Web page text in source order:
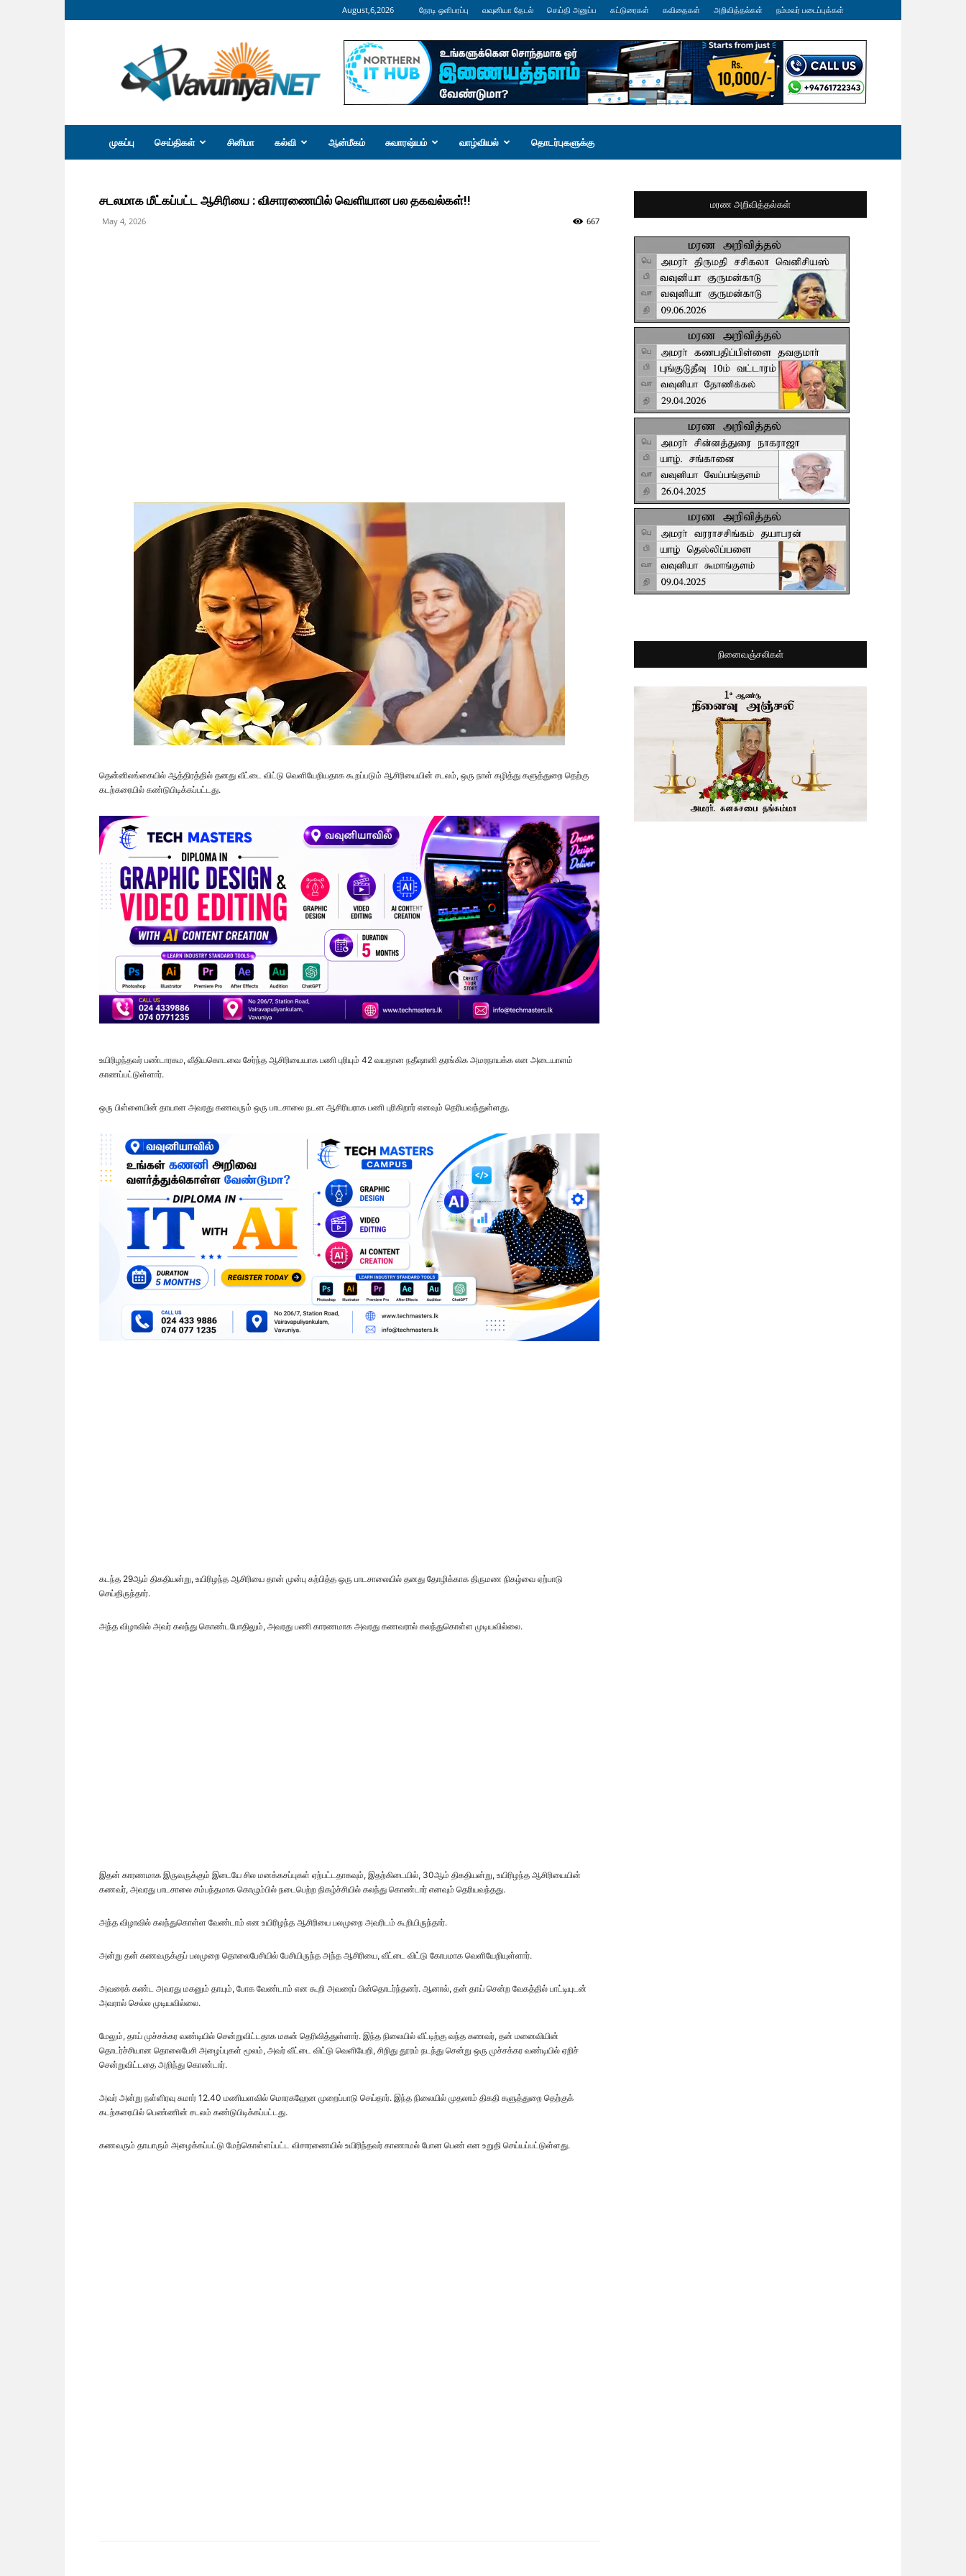
August,6,2026 நேரடி ஒளிபரப்பு வவுனியா தேடல் செய்தி அனுப்ப கட்டுரைகள் கவிதைகள் அறிவித்தல்கள் நம்மவர் படைப்புக்கள்
வவுனியா
நெற்
முகப்பு செய்திகள் சினிமா கல்வி ஆன்மீகம் சுவாரஷ்யம் வாழ்வியல் தொடர்புகளுக்கு
சடலமாக மீட்கப்பட்ட ஆசிரியை : விசாரணையில் வெளியான பல தகவல்கள்!!
May 4, 2026 667
தென்னிலங்கையில் ஆத்திரத்தில் தனது வீட்டை விட்டு வெளியேறியதாக கூறப்படும் ஆசிரியையின் சடலம், ஒரு நாள் கழித்து களுத்துறை தெற்கு
கடற்கரையில் கண்டுபிடிக்கப்பட்டது.
உயிரிழந்தவர் பண்டாரகம, வீதியகொடவை சேர்ந்த ஆசிரியையாக பணி புரியும் 42 வயதான நதீஷானி தரங்கிக அமரநாயக்க என அடையாளம்
காணப்பட்டுள்ளார்.
ஒரு பிள்ளையின் தாயான அவரது கணவரும் ஒரு பாடசாலை நடன ஆசிரியராக பணி புரிகிறார் எனவும் தெரியவந்துள்ளது.
கடந்த 29ஆம் திகதியன்று, உயிரிழந்த ஆசிரியை தான் முன்பு கற்பித்த ஒரு பாடசாலையில் தனது தோழிக்காக திருமண நிகழ்வை ஏற்பாடு
செய்திருந்தார்.
அந்த விழாவில் அவர் கலந்து கொண்டபோதிலும், அவரது பணி காரணமாக அவரது கணவரால் கலந்துகொள்ள முடியவில்லை.
இதன் காரணமாக இருவருக்கும் இடையே சில மனக்கசப்புகள் ஏற்பட்டதாகவும், இதற்கிடையில், 30ஆம் திகதியன்று, உயிரிழந்த ஆசிரியையின்
கணவர், அவரது பாடசாலை சம்பந்தமாக கொழும்பில் நடைபெற்ற நிகழ்ச்சியில் கலந்து கொண்டார் எனவும் தெரியவந்தது.
அந்த விழாவில் கலந்துகொள்ள வேண்டாம் என உயிரிழந்த ஆசிரியை பலமுறை அவரிடம் கூறியிருந்தார்.
அன்று தன் கணவருக்குப் பலமுறை தொலைபேசியில் பேசியிருந்த அந்த ஆசிரியை, வீட்டை விட்டு கோபமாக வெளியேறியுள்ளார்.
அவரைக் கண்ட அவரது மகனும் தாயும், போக வேண்டாம் என கூறி அவரைப் பின்தொடர்ந்தனர். ஆனால், தன் தாய் சென்ற வேகத்தில் பாட்டியுடன்
அவரால் செல்ல முடியவில்லை.
மேலும், தாய் முச்சக்கர வண்டியில் சென்றுவிட்டதாக மகன் தெரிவித்துள்ளார். இந்த நிலையில் வீட்டிற்கு வந்த கணவர், தன் மனைவியின்
தொடர்ச்சியான தொலைபேசி அழைப்புகள் மூலம், அவர் வீட்டை விட்டு வெளியேறி, சிறிது தூரம் நடந்து சென்று ஒரு முச்சக்கர வண்டியில் ஏறிச்
சென்றுவிட்டதை அறிந்து கொண்டார்.
அவர் அன்று நள்ளிரவு சுமார் 12.40 மணியளவில் மொரகஹேன முறைப்பாடு செய்தார். இந்த நிலையில் முதலாம் திகதி களுத்துறை தெற்குக்
கடற்கரையில் பெண்ணின் சடலம் கண்டுபிடிக்கப்பட்டது.
கணவரும் தாயாரும் அழைக்கப்பட்டு மேற்கொள்ளப்பட்ட விசாரணையில் உயிரிந்தவர் காணாமல் போன பெண் என உறுதி செய்யப்பட்டுள்ளது.
மரண அறிவித்தல்கள்
நினைவஞ்சலிகள்